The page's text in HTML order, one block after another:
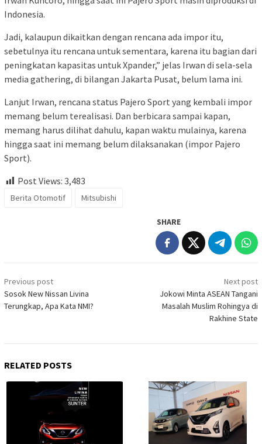
Indonesia.
Jadi, kalaupun dikaitkan dengan rencana ada impor itu,
sebetulnya itu rencana untuk sementara, karena itu bagian dari
peningkatan kapasitas untuk Xpander,” jelas Irwan di sela-sela
media gathering, di bilangan Jakarta Pusat, belum lama ini.
Lanjut Irwan, rencana status Pajero Sport yang kembali impor
memang belum terealisasi. Dan berbicara sampai kapan,
memang harus dilihat dahulu, kapan waktu mulainya, karena
hingga saat ini memang belum dilaksanakan (impor Pajero
Sport).
Post Views: 3,483
Berita Otomotif Mitsubishi
SHARE
Post
navigation
Previous post
Sosok New Nissan Livina
Terungkap, Apa Kata NMI?
Next post
Jokowi Minta ASEAN Tangani
Masalah Muslim Rohingya di
Rakhine State
RELATED POSTS